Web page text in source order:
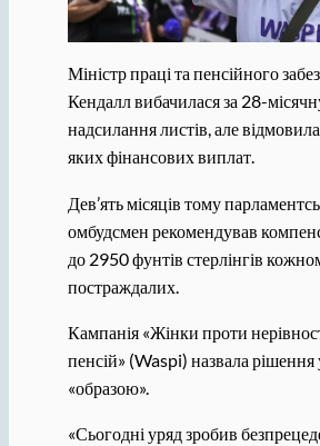
Міністр праці та пенсійного
Кендалл вибачилася за 28-
надсилання листів, але
яких фінансових виплат.
Дев’ять місяців тому
омбудсмен рекомендував
до 2950 фунтів стерлінгів
постраждалих.
Кампанія «Жінки проти
пенсій» (Waspi) назвала рішення
«образою».
«Сьогодні уряд зробив